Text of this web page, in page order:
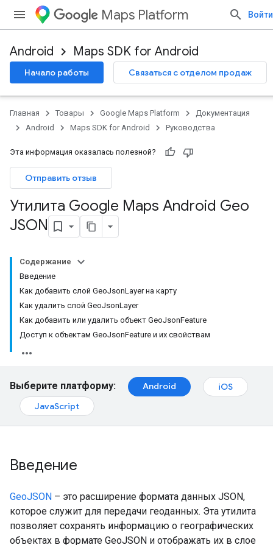
Maps Platform Войти
Android Maps SDK for Android
Начало работы Связаться с отделом продаж
Главная Товары Google Maps Platform
Документация
Android
Maps SDK for Android Руководства
Эта информация оказалась полезной?
Отправить отзыв
Утилита Google Maps Android Geo
JSON
Содержание
Введение
Как добавить слой GeoJsonLayer на карту
Как удалить слой GeoJsonLayer
Как добавить или удалить объект GeoJsonFeature
Доступ к объектам GeoJsonFeature и их свойствам
Выберите платформу: Android
iOS
JavaScript
Введение
GeoJSON – это расширение формата данных JSON,
которое служит для передачи геоданных. Эта утилита
позволяет сохранять информацию о географических
объектах в формате GeoJSON и отображать их в слое